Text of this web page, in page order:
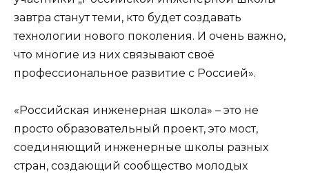
завтра станут теми, кто будет создавать
технологии нового поколения. И очень важно,
что многие из них связывают своё
профессиональное развитие с Россией».
«Российская инженерная школа» – это не
просто образовательный проект, это мост,
соединяющий инженерные школы разных
стран, создающий сообщество молодых